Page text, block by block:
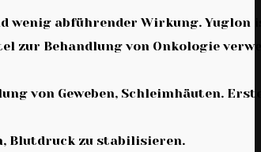
abführender Wirkung. Yuglon
zur Behandlung von Onkologie
von Geweben, Schleimhäuten.
Blutdruck zu stabilisieren.